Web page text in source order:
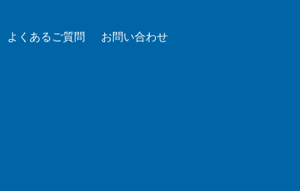
よくあるご質問 お問い合わせ